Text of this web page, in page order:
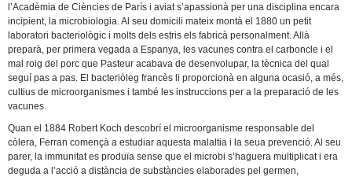
l’Acadèmia de Ciències de París i aviat s’apassionà per una disciplina encara
incipient, la microbiologia. Al seu domicili mateix montà el 1880 un petit
laboratori bacteriològic i molts dels estris els fabricà personalment. Allà
preparà, per primera vegada a Espanya, les vacunes contra el carboncle i el
mal roig del porc que Pasteur acabava de desenvolupar, la tècnica del qual
seguí pas a pas. El bacteriòleg francès li proporcionà en alguna ocasió, a més,
cultius de microorganismes i també les instruccions per a la preparació de les
vacunes.
Quan el 1884 Robert Koch descobrí el microorganisme responsable del
còlera, Ferran començà a estudiar aquesta malaltia i la seua prevenció. Al seu
parer, la immunitat es produïa sense que el microbi s’haguera multiplicat i era
deguda a l’acció a distància de substàncies elaborades pel germen,